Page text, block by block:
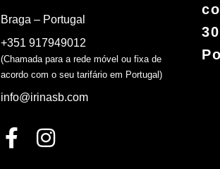
Braga – Portugal
+351 917949012
(Chamada para a rede móvel ou fixa de
acordo com o seu tarifário em Portugal)
info@irinasb.com